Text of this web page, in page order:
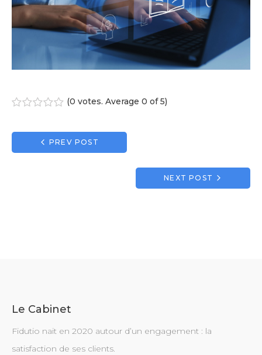
(0 votes. Average 0 of 5)
Navigation
de
PREV POST
NEXT POST
Le Cabinet
Fidutio nait en 2020 autour d’un engagement : la
satisfaction de ses clients.